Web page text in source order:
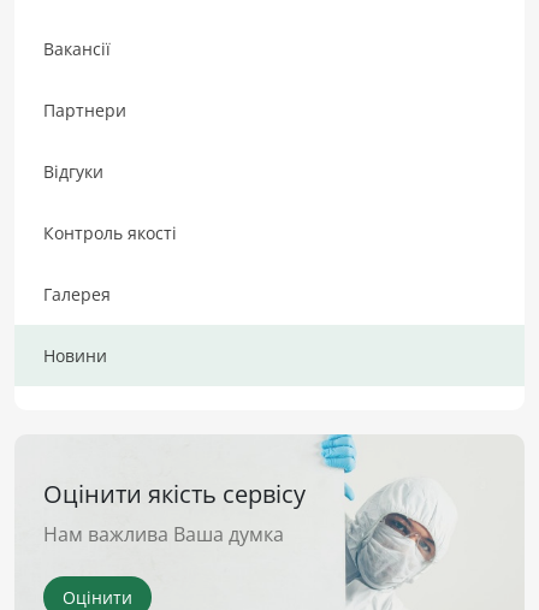
Вакансії
Партнери
Відгуки
Контроль якості
Галерея
Новини
Оцінити якість сервісу
Нам важлива Ваша думка
Оцінити